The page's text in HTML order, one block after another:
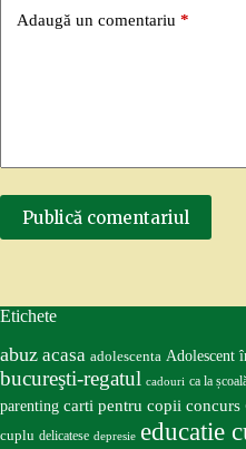
Adaugă un comentariu *
Publică comentariul
Etichete
abuz acasa adolescenta Adolescent
bucureşti-regatul cadouri ca la
parenting carti pentru copii concurs
cuplu delicatese depresie educatie